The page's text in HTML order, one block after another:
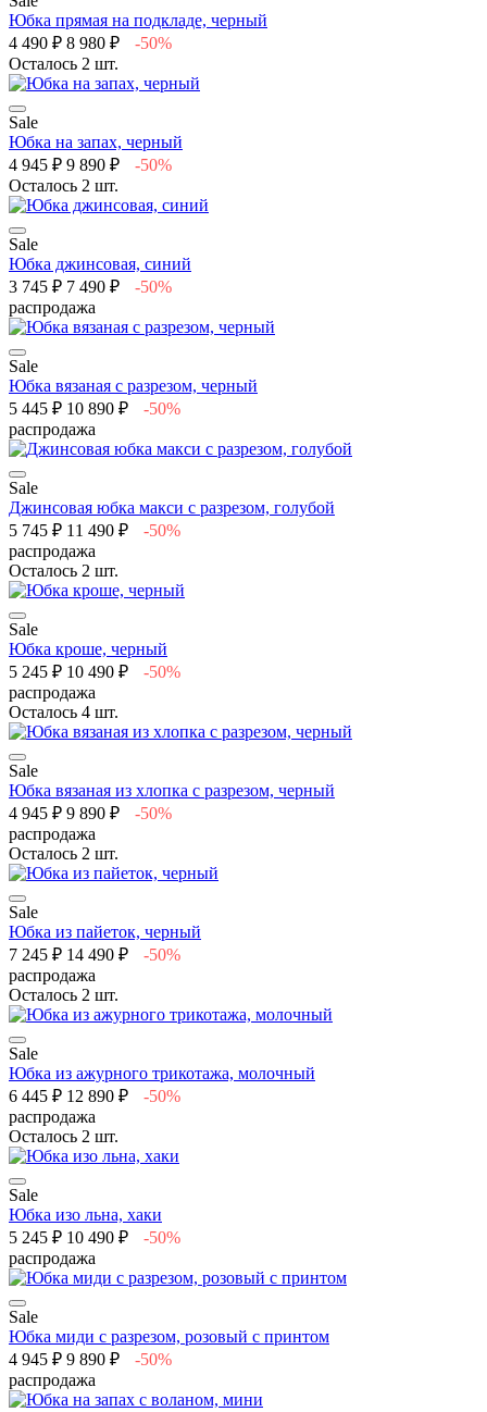
Юбка прямая на подкладе, черный
4 490 ₽ 8 980 ₽
-50%
Осталось 2 шт.
Sale
Юбка на запах, черный
4 945 ₽ 9 890 ₽
-50%
Осталось 2 шт.
Sale
Юбка джинсовая, синий
3 745 ₽ 7 490 ₽
-50%
распродажа
Sale
Юбка вязаная с разрезом, черный
5 445 ₽ 10 890 ₽
-50%
распродажа
Sale
Джинсовая юбка макси с разрезом, голубой
5 745 ₽ 11 490 ₽
-50%
распродажа
Осталось 2 шт.
Sale
Юбка кроше, черный
5 245 ₽ 10 490 ₽
-50%
распродажа
Осталось 4 шт.
Sale
Юбка вязаная из хлопка с разрезом, черный
4 945 ₽ 9 890 ₽
-50%
распродажа
Осталось 2 шт.
Sale
Юбка из пайеток, черный
7 245 ₽ 14 490 ₽
-50%
распродажа
Осталось 2 шт.
Sale
Юбка из ажурного трикотажа, молочный
6 445 ₽ 12 890 ₽
-50%
распродажа
Осталось 2 шт.
Sale
Юбка изо льна, хаки
5 245 ₽ 10 490 ₽
-50%
распродажа
Sale
Юбка миди с разрезом, розовый с принтом
4 945 ₽ 9 890 ₽
-50%
распродажа